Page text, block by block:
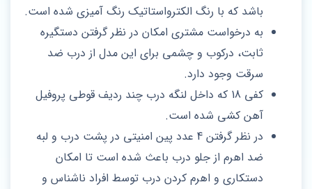
باشد که با رنگ الکترواستاتیک رنگ آمیزی شده است.
به درخواست مشتری امکان در نظر گرفتن دستگیره
ثابت، درکوب و چشمی برای این مدل از درب ضد
سرقت وجود دارد.
کفی 18 که داخل لنگه درب چند ردیف قوطی پروفیل
آهن کشی شده است.
در نظر گرفتن 4 عدد پین امنیتی در پشت درب و لبه
ضد اهرم از جلو درب باعث شده است تا امکان
دستکاری و اهرم کردن درب توسط افراد ناشناس و